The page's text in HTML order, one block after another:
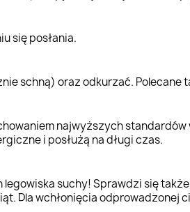
się posłania.
schną) oraz odkurzać. Polecane
najwyższych
i posłużą na długi czas.
suchy! Sprawdzi się
Dla wchłonięcia odprowadzonej